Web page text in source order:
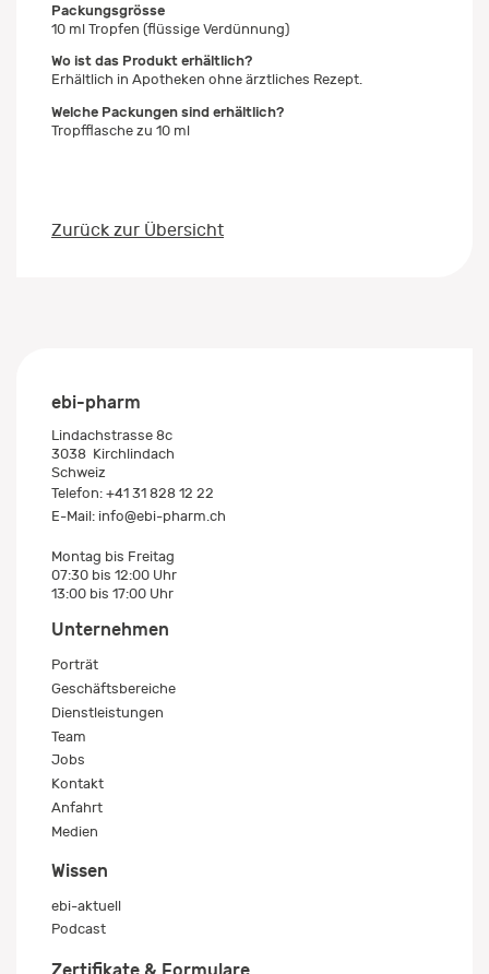
Packungsgrösse
10 ml Tropfen (flüssige Verdünnung)
Wo ist das Produkt erhältlich?
Erhältlich in Apotheken ohne ärztliches Rezept.
Welche Packungen sind erhältlich?
Tropfflasche zu 10 ml
Zurück zur Übersicht
ebi-pharm
Lindachstrasse 8c
3038 Kirchlindach
Schweiz
Telefon: +41 31 828 12 22
E-Mail: info@ebi-pharm.ch
Montag bis Freitag
07:30 bis 12:00 Uhr
13:00 bis 17:00 Uhr
Unternehmen
Porträt
Geschäftsbereiche
Dienstleistungen
Team
Jobs
Kontakt
Anfahrt
Medien
Wissen
ebi-aktuell
Podcast